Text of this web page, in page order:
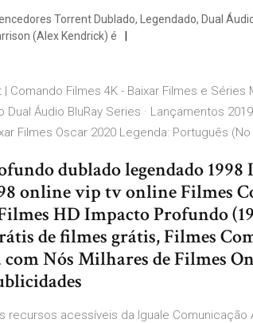
Torrent Dublado, Legendado, Dual
(Alex Kendrick) é
Comando Filmes 4K - Baixar Filmes e Séries
Áudio BluRay Series · Lançamentos
Filmes Oscar 2020 Legenda: Português
dublado legendado 1998
online vip tv online Filmes
HD Impacto Profundo
de filmes grátis, Filmes
Nós Milhares de Filmes
recursos acessíveis da Iguale Comunicação